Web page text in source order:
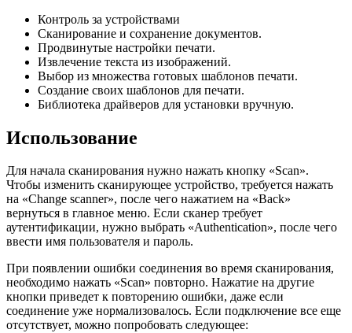
Контроль за устройствами
Сканирование и сохранение документов.
Продвинутые настройки печати.
Извлечение текста из изображений.
Выбор из множества готовых шаблонов печати.
Создание своих шаблонов для печати.
Библиотека драйверов для установки вручную.
Использование
Для начала сканирования нужно нажать кнопку «Scan».
Чтобы изменить сканирующее устройство, требуется нажать
на «Change scanner», после чего нажатием на «Back»
вернуться в главное меню. Если сканер требует
аутентификации, нужно выбрать «Authentication», после чего
ввести имя пользователя и пароль.
При появлении ошибки соединения во время сканирования,
необходимо нажать «Scan» повторно. Нажатие на другие
кнопки приведет к повторению ошибки, даже если
соединение уже нормализовалось. Если подключение все еще
отсутствует, можно попробовать следующее: